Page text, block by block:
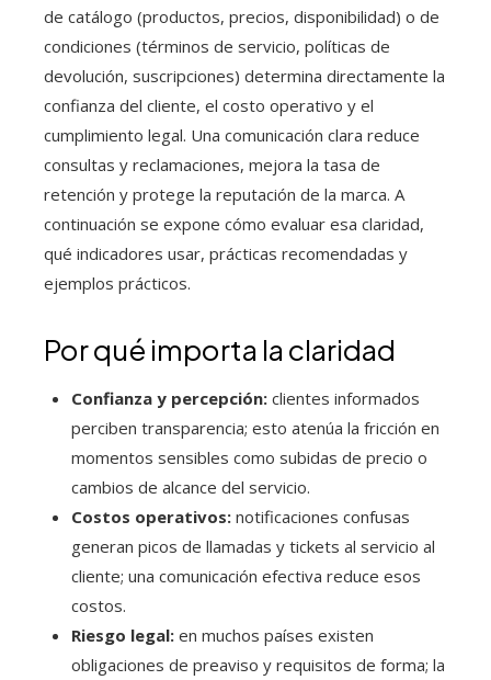
de catálogo (productos, precios, disponibilidad) o de
condiciones (términos de servicio, políticas de
devolución, suscripciones) determina directamente la
confianza del cliente, el costo operativo y el
cumplimiento legal. Una comunicación clara reduce
consultas y reclamaciones, mejora la tasa de
retención y protege la reputación de la marca. A
continuación se expone cómo evaluar esa claridad,
qué indicadores usar, prácticas recomendadas y
ejemplos prácticos.
Por qué importa la claridad
Confianza y percepción: clientes informados
perciben transparencia; esto atenúa la fricción en
momentos sensibles como subidas de precio o
cambios de alcance del servicio.
Costos operativos: notificaciones confusas
generan picos de llamadas y tickets al servicio al
cliente; una comunicación efectiva reduce esos
costos.
Riesgo legal: en muchos países existen
obligaciones de preaviso y requisitos de forma; la